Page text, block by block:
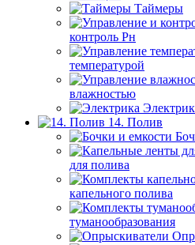
Таймеры
контроль Рн
температурой
влажностью
14. Полив
для полива
капельного полива
туманообразования